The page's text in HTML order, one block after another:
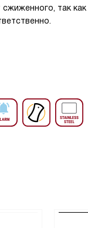
так как